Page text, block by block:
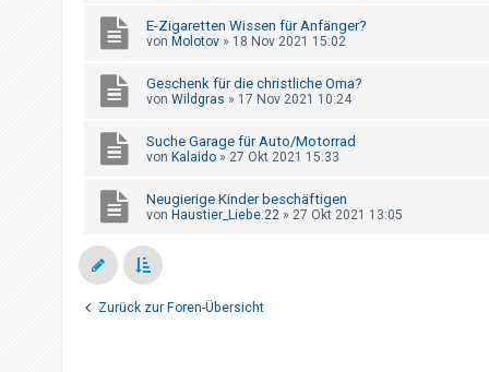
E-Zigaretten Wissen für Anfänger?
von Molotov » 18 Nov 2021 15:02
Geschenk für die christliche Oma?
von Wildgras » 17 Nov 2021 10:24
Suche Garage für Auto/Motorrad
von Kalaido » 27 Okt 2021 15:33
Neugierige Kinder beschäftigen
von Haustier_Liebe.22 » 27 Okt 2021 13:05
Zurück zur Foren-Übersicht